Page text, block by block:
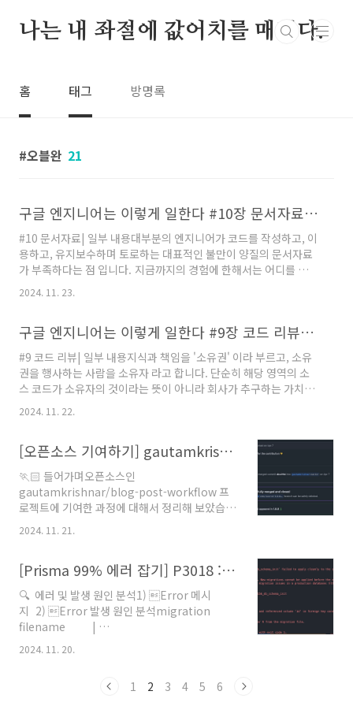
나는 내 좌절에 값어치를 매긴다.
홈 태그 방명록
오블완 21
구글 엔지니어는 이렇게 일한다 #10장 문서자료를 읽고
#10 문서자료| 일부 내용대부분의 엔지니어가 코드를 작성하고, 이
용하고, 유지보수하며 토로하는 대표적인 불만이 양질의 문서자료
가 부족하다는 점 입니다. 지금까지의 경험에 한해서는 어디를 가서
도 문서자료의 부족함이 없다는 이야기는 못들어 봤다. 항상 문서
자료가 부족하다는 이야기 뿐이었다. | 일부 내용구글에서 문서자
를 코드처럼 취급하여 엔지니어링 워크플로에 통합하는 것이었습
니다. 그 결과 엔지니어들이 간단한 문서자료를 작성하고 유지보수
하는 일이 한결 수월해졌습니다. swagger, jsdoc, postman,
redoc 등 이를 활용할 수 있는 도구들이 많이 다양해졌다.대다수의
사람들이 최소한 API 명세에 한해서는 문서화의 중요성을 인..
2024. 11. 23.
구글 엔지니어는 이렇게 일한다 #9장 코드 리뷰를 읽고
#9 코드 리뷰| 일부 내용지식과 책임을 '소유권' 이라 부르고, 소유
권을 행사하는 사람을 소유자 라고 합니다. 단순히 해당 영역의 소
스 코드가 소유자의 것이라는 뜻이 아니라 회사가 추구하는 가치가
지켜지도록 관리한다는 의미의 소유 입니다. '회사가 추구하는 가
치가 지켜지도록 관리한다'코드 리뷰를 하면서 이런식으로 방향을
정의한적이 있던가. 단순히 팀의 컨벤션, 회사의 컨벤션, 코드의 효
율성 및 가독성만을 탐독하지 않았나 반성하게 된다. | 일부 내용구
글은 아무리 작더라도 코드베이스를 수정하는 거의 모든 변경에 코
드 리뷰를 요구합니다. 이러한 강제적인 규제는 비용을 유발하고 엔
지니어링 속도에도 영향을 줍니다. 코드 베이스에 새로운 코드를 추
가하는 속도를 늦추고 필요한 변경을 제때 반영하기 어렵게 할 수
도..
2024. 11. 22.
[오픈소스 기여하기] gautamkrishnar/blog-post-workflow 프로젝트에 기여하기
🏃🏻 들어가며오픈소스인
gautamkrishnar/blog-post-workflow 프
로젝트에 기여한 과정에 대해서 정리해 보았습니
다 :)해당 프로젝트는 profile readme 파일에서
자신의 블로그 rss 를 기반으로 포스팅 목록을 보
꾸밀때 사용하기 좋습니다. ) ✅ Issue & Pull
Request 만들기1) Contribute 하고자 하는
내용을 issue 로 정리하기비교적 간단한 기여인
해당 오픈소스의 workflow 를 사용해 티스토리
블로그의 rss 도 적용할 수 있다는것을 해당 오픈
소스의 readme 에 표시하고자 했습니다. 저의
여 실제로 티스토리 r..
2024. 11. 21.
[Prisma 99% 에러 잡기] P3018 : A migration failed to apply. |
🔍 에러 및 발생 원인 분석1) Error 메시
지 2) Error 발생 원인 분석migration
filename |
20240211055424_update_room_id_type_to_string_uuid/*
Warnings: - The primary key for the
partially fails, the table could be left
2024. 11. 20.
1 2 3 4 5 6